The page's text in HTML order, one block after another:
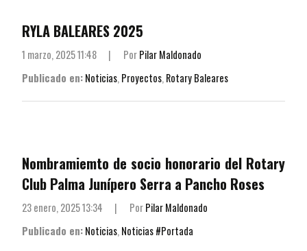
RYLA BALEARES 2025
1 marzo, 2025 11:48 | PorPilar Maldonado
Publicado en:Noticias, Proyectos, Rotary Baleares
Nombramiemto de socio honorario del Rotary
Club Palma Junípero Serra a Pancho Roses
23 enero, 2025 13:34 | PorPilar Maldonado
Publicado en:Noticias,Noticias #Portada